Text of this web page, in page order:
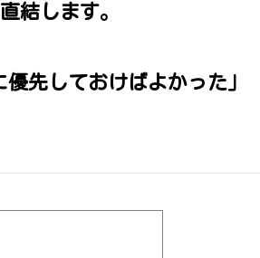
結します。
先しておけばよかった」